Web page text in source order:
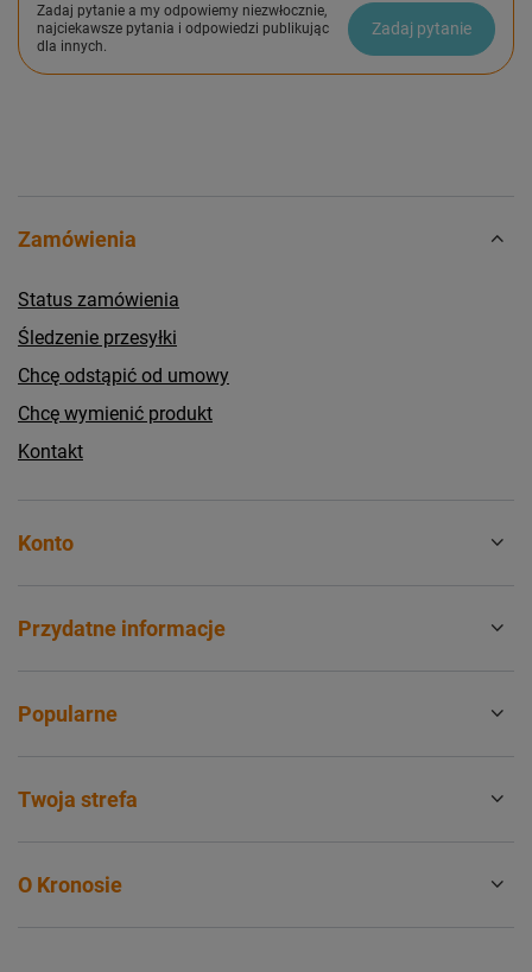
Zadaj pytanie a my odpowiemy niezwłocznie,
najciekawsze pytania i odpowiedzi publikując
dla innych.
Zadaj pytanie
Zamówienia
Status zamówienia
Śledzenie przesyłki
Chcę odstąpić od umowy
Chcę wymienić produkt
Kontakt
Konto
Przydatne informacje
Popularne
Twoja strefa
O Kronosie